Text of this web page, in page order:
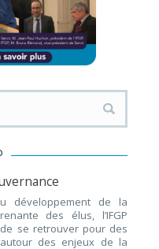
développement de la
des élus, l’IFGP
se retrouver pour des
autour des enjeux de la